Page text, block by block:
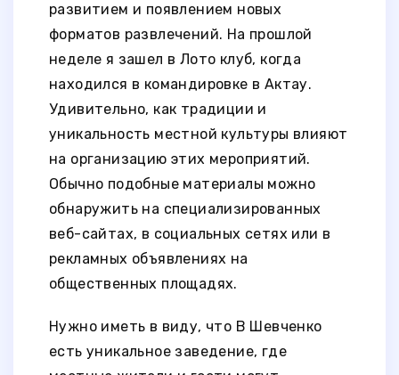
развитием и появлением новых
форматов развлечений. На прошлой
неделе я зашел в Лото клуб, когда
находился в командировке в Актау.
Удивительно, как традиции и
уникальность местной культуры влияют
на организацию этих мероприятий.
Обычно подобные материалы можно
обнаружить на специализированных
веб-сайтах, в социальных сетях или в
рекламных объявлениях на
общественных площадях.
Нужно иметь в виду, что В Шевченко
есть уникальное заведение, где